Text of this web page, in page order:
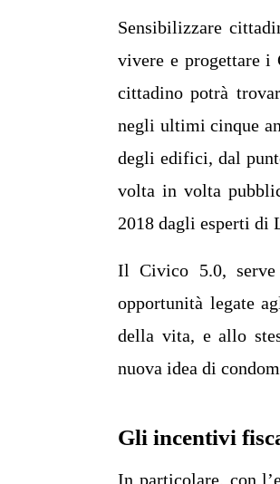
Sensibilizzare
vivere e progettare i
cittadino potrà
negli ultimi cinque
degli edifici, dal
volta in volta
2018 dagli esperti di
Il Civico 5.0, serve
opportunità legate
della vita, e allo
nuova idea di
Gli incentivi
In particolare, con